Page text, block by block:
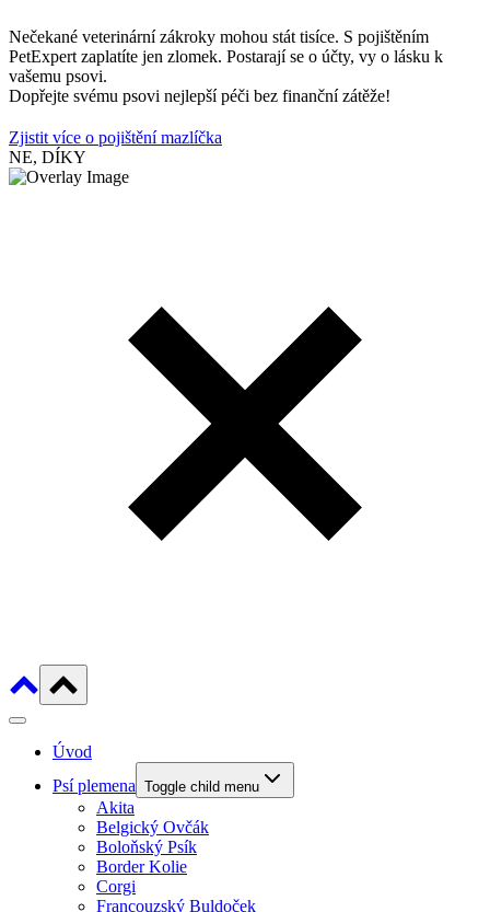
Nečekané veterinární zákroky mohou stát tisíce. S pojištěním
PetExpert zaplatíte jen zlomek. Postarají se o účty, vy o lásku k
vašemu psovi.
Dopřejte svému psovi nejlepší péči bez finanční zátěže!
Zjistit více o pojištění mazlíčka
NE, DÍKY
Úvod
Psí plemena Toggle child menu
Akita
Belgický Ovčák
Boloňský Psík
Border Kolie
Corgi
Francouzský Buldoček